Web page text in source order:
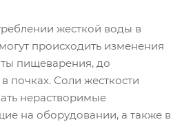
жесткой воды в
происходить изменения
пищеварения, до
почках. Соли жесткости
нерастворимые
на оборудовании, а также в